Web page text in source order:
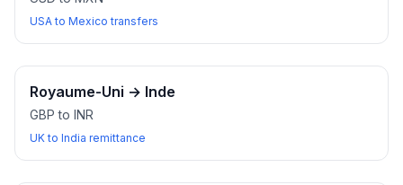
USA to Mexico transfers
Royaume-Uni → Inde
GBP to INR
UK to India remittance